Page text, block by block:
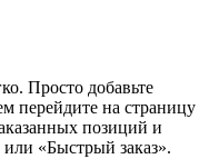
Просто добавьте
перейдите на страницу
позиций и
«Быстрый заказ».